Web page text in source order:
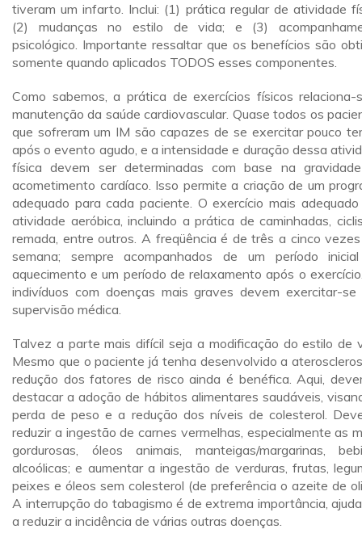
tiveram um infarto. Inclui: (1) prática regular de atividade
(2) mudanças no estilo de vida; e (3)
psicológico. Importante ressaltar que os benefícios são
somente quando aplicados TODOS esses componentes.
Como sabemos, a prática de exercícios físicos relaciona-
manutenção da saúde cardiovascular. Quase todos os
que sofreram um IM são capazes de se exercitar pouco
após o evento agudo, e a intensidade e duração dessa
física devem ser determinadas com base na
acometimento cardíaco. Isso permite a criação de um
adequado para cada paciente. O exercício mais
atividade aeróbica, incluindo a prática de caminhadas,
remada, entre outros. A freqüência é de três a cinco
semana; sempre acompanhados de um período
aquecimento e um período de relaxamento após o
indivíduos com doenças mais graves devem exercitar-se
supervisão médica.
Talvez a parte mais difícil seja a modificação do estilo de
Mesmo que o paciente já tenha desenvolvido a
redução dos fatores de risco ainda é benéfica. Aqui,
destacar a adoção de hábitos alimentares saudáveis,
perda de peso e a redução dos níveis de colesterol.
reduzir a ingestão de carnes vermelhas, especialmente as
gordurosas, óleos animais, manteigas/margarinas,
alcoólicas; e aumentar a ingestão de verduras, frutas,
peixes e óleos sem colesterol (de preferência o azeite de
A interrupção do tabagismo é de extrema importância,
a reduzir a incidência de várias outras doenças.